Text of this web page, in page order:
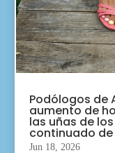
Podólogos de
aumento de
las uñas de
continuado
Jun 18, 2026